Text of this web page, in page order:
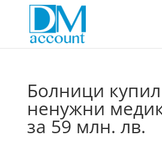
Болници
ненужни
за 59 млн. лв.